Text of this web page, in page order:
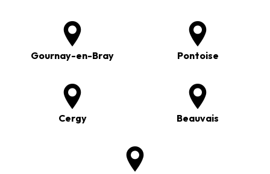
Gournay-en-Bray Pontoise
Cergy Beauvais